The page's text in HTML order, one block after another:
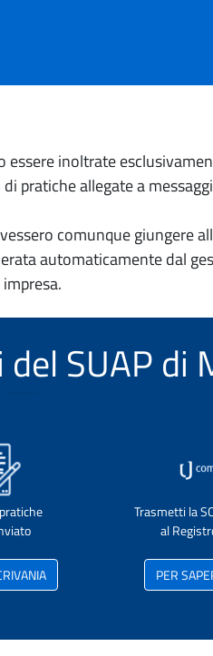
inoltrate
pratiche allegate a
comunque giungere
automaticamente dal
SUAP di
Trasmetti la
al
PER